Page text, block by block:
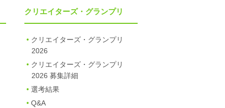
クリエイターズ・グランプリ
クリエイターズ・グランプリ
2026
クリエイターズ・グランプリ
2026 募集詳細
選考結果
Q&A